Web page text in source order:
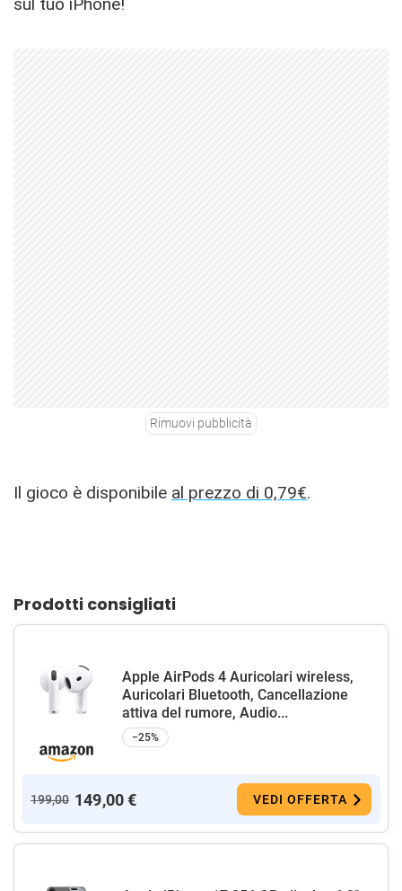
Rimuovi pubblicità
Il gioco è disponibile al prezzo di 0,79€.
Prodotti consigliati
Apple AirPods 4 Auricolari wireless,
Auricolari Bluetooth, Cancellazione
attiva del rumore, Audio...
−25%
199,00 149,00 € VEDI OFFERTA